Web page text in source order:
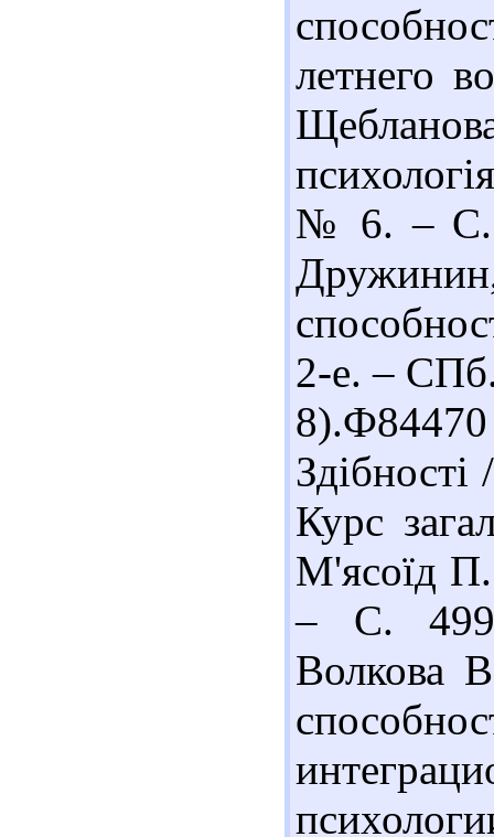
летнего
№ 6. – С.
2-е. –
Курс
М'ясоїд
– С.
Волкова